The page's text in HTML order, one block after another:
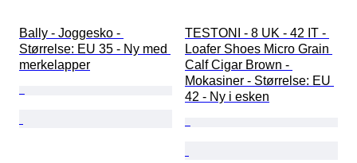
Bally - Joggesko -
Størrelse: EU 35 - Ny med
merkelapper
TESTONI - 8 UK - 42 IT -
Loafer Shoes Micro Grain
Calf Cigar Brown -
Mokasiner - Størrelse: EU
42 - Ny i esken